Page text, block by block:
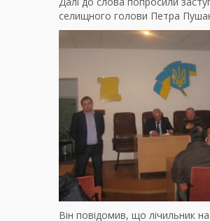
селищного голови Петра
Він повідомив, що лічильник на